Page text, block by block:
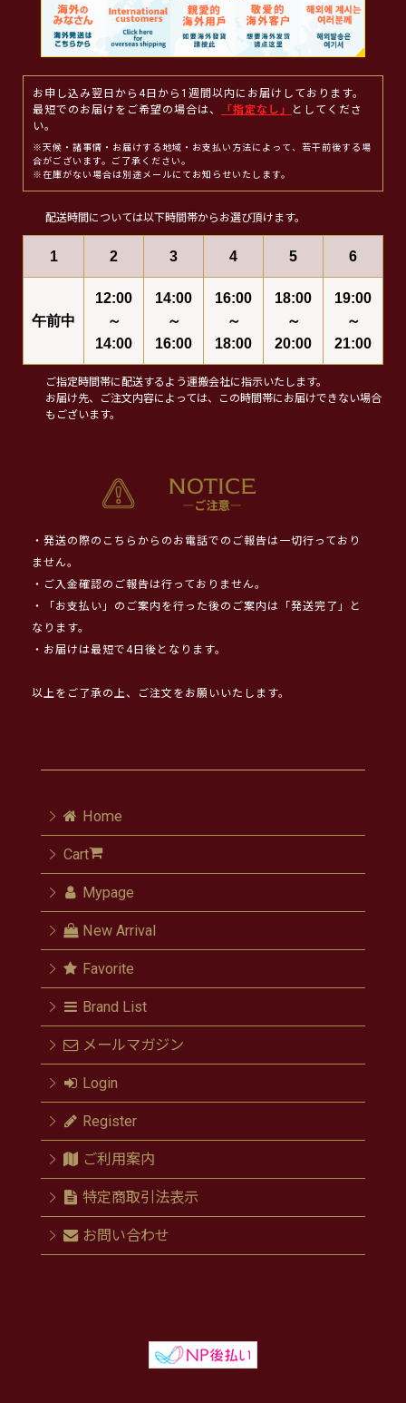
お申し込み翌日から4日から1週間以内にお届けしております。
最短でのお届けをご希望の場合は、
「指定なし」
としてくださ
い。
※天候・諸事情・お届けする地域・お支払い方法によって、若干前後する場
合がございます。ご了承ください。
※在庫がない場合は別途メールにてお知らせいたします。
配送時間については以下時間帯からお選び頂けます。
1 2 3 4 5 6
午前中
12:00
～
14:00
14:00
～
16:00
16:00
～
18:00
18:00
～
20:00
19:00
～
21:00
ご指定時間帯に配送するよう運搬会社に指示いたします。
お届け先、ご注文内容によっては、この時間帯にお届けできない場合
もございます。
・発送の際のこちらからのお電話でのご報告は一切行っており
ません。
・ご入金確認のご報告は行っておりません。
・「お支払い」のご案内を行った後のご案内は「発送完了」と
なります。
・お届けは最短で4日後となります。
以上をご了承の上、ご注文をお願いいたします。
Home
Cart
Mypage
New Arrival
Favorite
Brand List
メールマガジン
Login
Register
ご利用案内
特定商取引法表示
お問い合わせ